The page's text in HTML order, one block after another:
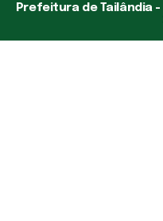
Prefeitura de Tailândia